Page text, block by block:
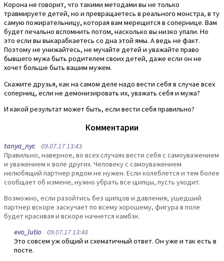
Корона не говорит, что такими методами вы не только
травмируете детей, но и превращаетесь в реального монстра, в ту
самую пожирательницу, которая вам мерещится в сопернице. Вам
будет печально вспомнить потом, насколько вы низко упали. Но
это если вы выкарабкаетесь со дна этой ямы. А ведь не факт.
Поэтому не унижайтесь, не мучайте детей и уважайте право
бывшего мужа быть родителем своих детей, даже если он не
хочет больше быть вашим мужем.
Скажите друзья, как на самом деле надо вести себя в случае всех
соперниц, если не демонизировать их, уважать себя и мужа?
И какой результат может быть, если вести себя правильно?
Комментарии
tanya_nyc09.07.17 13:43
Правильно, наверное, во всех случаях вести себя с самоуважением
и уважением к воле других. Человеку с самоуважением
нелюбящий партнер рядом не нужен. Если колеблется и тем более
сообщает об измене, нужно убрать все щипцы, пусть уходит.
Возможно, если разойтись без щипцов и давления, ушедший
партнер вскоре заскучает по всему хорошему, фигура в поле
будет красивая и вскоре начнется камбэк.
evo_lutio09.07.17 13:48
Это совсем уж общий и схематичный ответ. Он уже и так есть в
посте.